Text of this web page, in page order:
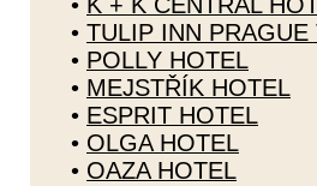
• TULIP INN PRAGUE
• POLLY HOTEL
• MEJSTŘÍK HOTEL
• ESPRIT HOTEL
• OLGA HOTEL
• OAZA HOTEL